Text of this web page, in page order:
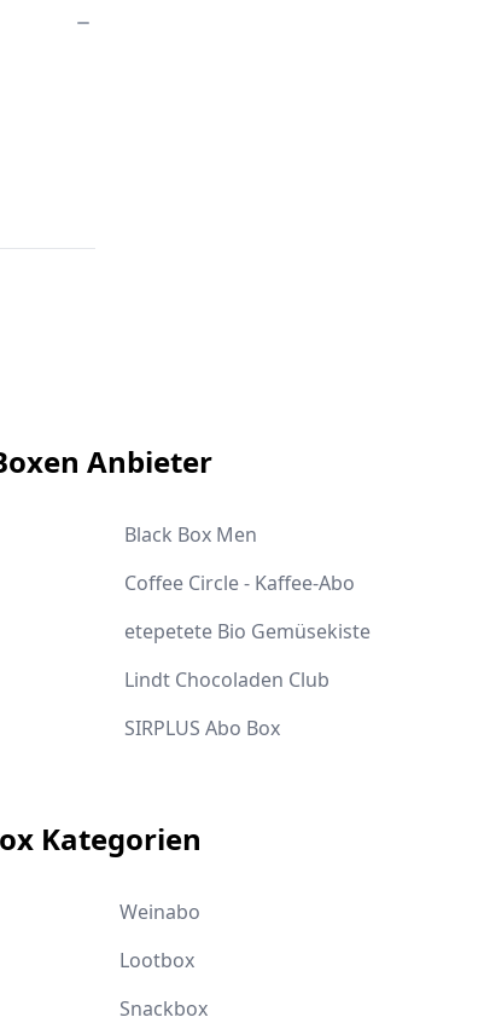
Anbieter
Black Box Men
Coffee Circle - Kaffee-Abo
etepetete Bio Gemüsekiste
Lindt Chocoladen Club
SIRPLUS Abo Box
Kategorien
Weinabo
Lootbox
Snackbox